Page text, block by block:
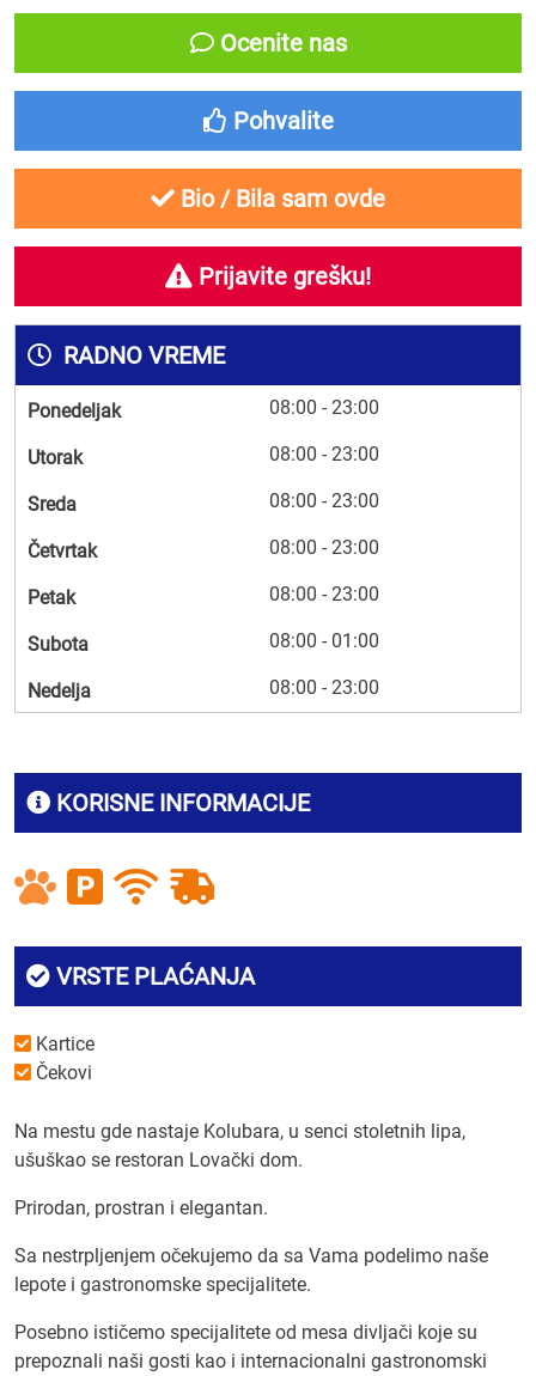
KORISNE INFORMACIJE
VRSTE PLAĆANJA
Kartice
Čekovi
Na mestu gde nastaje Kolubara, u senci stoletnih lipa,
ušuškao se restoran Lovački dom.
Prirodan, prostran i elegantan.
Sa nestrpljenjem očekujemo da sa Vama podelimo naše
lepote i gastronomske specijalitete.
Posebno ističemo specijalitete od mesa divljači koje su
prepoznali naši gosti kao i internacionalni gastronomski
Ocenite nas
Pohvalite
Bio / Bila sam ovde
Prijavite grešku!
RADNO VREME
Ponedeljak 08:00 - 23:00
Utorak 08:00 - 23:00
Sreda 08:00 - 23:00
Četvrtak 08:00 - 23:00
Petak 08:00 - 23:00
Subota 08:00 - 01:00
Nedelja 08:00 - 23:00